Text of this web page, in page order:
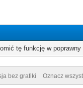
tę funkcję w
bez grafiki Oznacz